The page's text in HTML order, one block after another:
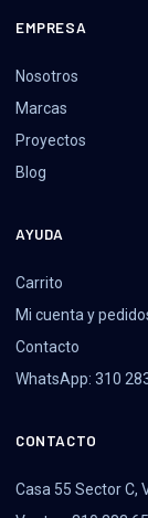
EMPRESA
Nosotros
Marcas
Proyectos
Blog
AYUDA
Carrito
Mi cuenta y
Contacto
WhatsApp: 310
CONTACTO
Casa 55 Sector C,